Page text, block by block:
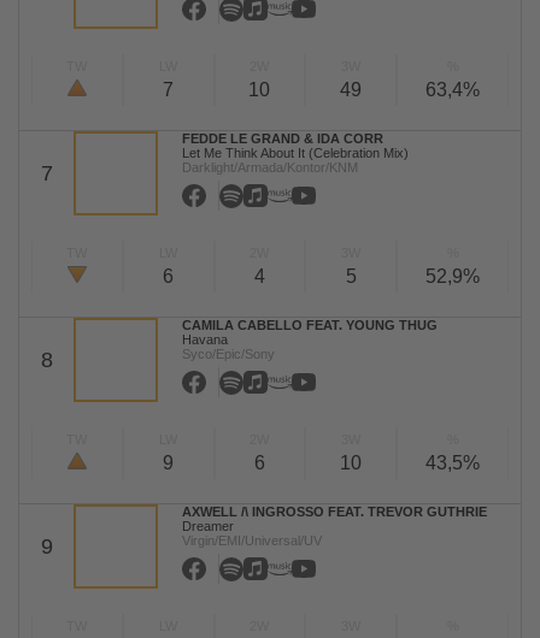
7 10 49 63,4%
7
FEDDE LE GRAND & IDA CORR
Let Me Think About It (Celebration Mix)
Darklight/Armada/Kontor/KNM
6 4 5 52,9%
8
CAMILA CABELLO FEAT. YOUNG THUG
Havana
Syco/Epic/Sony
9 6 10 43,5%
9
AXWELL /\ INGROSSO FEAT. TREVOR GUTHRIE
Dreamer
Virgin/EMI/Universal/UV